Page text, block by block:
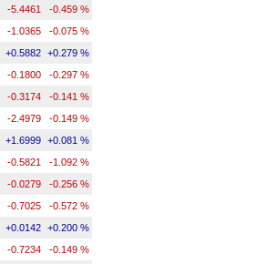
-5.4461 -0.459 %
-1.0365 -0.075 %
+0.5882 +0.279 %
-0.1800 -0.297 %
-0.3174 -0.141 %
-2.4979 -0.149 %
+1.6999 +0.081 %
-0.5821 -1.092 %
-0.0279 -0.256 %
-0.7025 -0.572 %
+0.0142 +0.200 %
-0.7234 -0.149 %